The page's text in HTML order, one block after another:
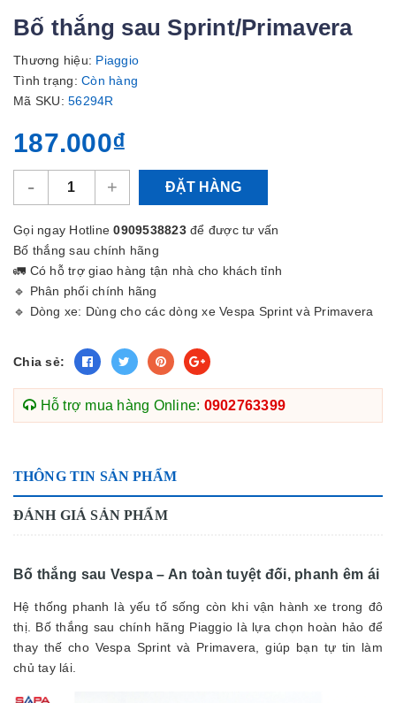
Bố thắng sau Sprint/Primavera
Thương hiệu: Piaggio
Tình trạng: Còn hàng
Mã SKU: 56294R
187.000₫
- + ĐẶT HÀNG
Gọi ngay Hotline0909538823để được tư vấn
Bố thắng sau chính hãng
🚛 Có hỗ trợ giao hàng tận nhà cho khách tỉnh
🔹 Phân phối chính hãng
🔹 Dòng xe: Dùng cho các dòng xe Vespa Sprint và Primavera
Chia sẻ:
Hỗ trợ mua hàng Online: 0902763399
THÔNG TIN SẢN PHẨM
ĐÁNH GIÁ SẢN PHẨM
Bố thắng sau Vespa – An toàn tuyệt đối, phanh êm ái
Hệ thống phanh là yếu tố sống còn khi vận hành xe trong đô
thị. Bố thắng sau chính hãng Piaggio là lựa chọn hoàn hảo để
thay thế cho Vespa Sprint và Primavera, giúp bạn tự tin làm
chủ tay lái.